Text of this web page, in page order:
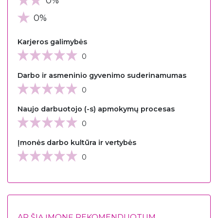
0%
Karjeros galimybės
0
Darbo ir asmeninio gyvenimo suderinamumas
0
Naujo darbuotojo (-s) apmokymų procesas
0
Įmonės darbo kultūra ir vertybės
0